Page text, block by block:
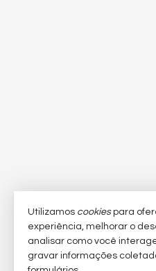
Utilizamos cookiespara
experiência, melhorar o
analisar como você
gravar informações